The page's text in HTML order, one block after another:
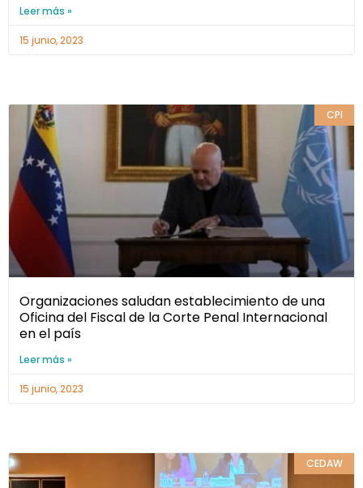
Leer más »
15 junio, 2023
CPI
Organizaciones saludan establecimiento de una
Oficina del Fiscal de la Corte Penal Internacional
en el país
Leer más »
15 junio, 2023
CEDAW